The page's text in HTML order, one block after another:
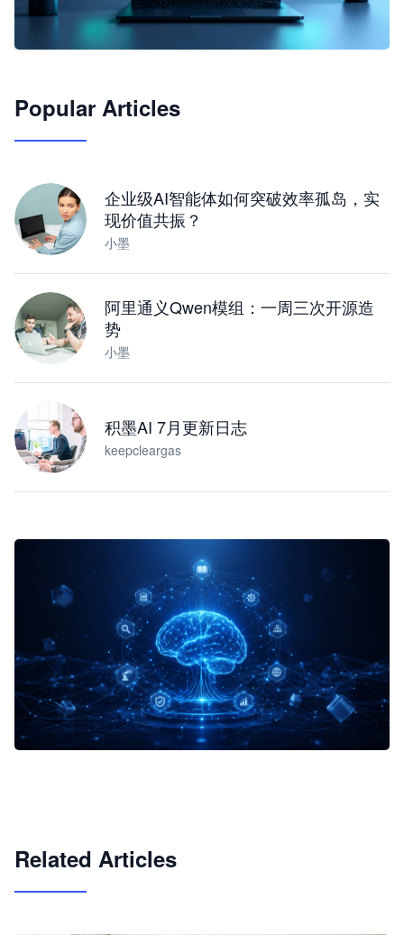
JimoClaw 桌面 AI Agent 工作台
Popular Articles
企业级AI智能体如何突破效率孤岛，实
现价值共振？
小墨
阿里通义Qwen模组：一周三次开源造
势
小墨
积墨AI 7月更新日志
keepcleargas
Related Articles